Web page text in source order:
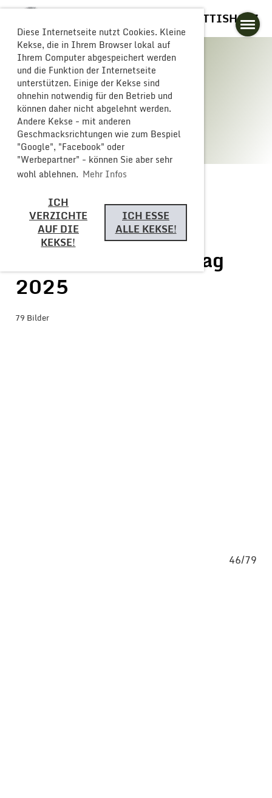
Diese Internetseite nutzt Cookies. Kleine
Kekse, die in Ihrem Browser lokal auf
Ihrem Computer abgespeichert werden
und die Funktion der Internetseite
unterstützen. Einige der Kekse sind
ohnehin notwendig für den Betrieb und
können daher nicht abgelehnt werden.
Andere Kekse - mit anderen
Geschmacksrichtungen wie zum Bespiel
"Google", "Facebook" oder
"Werbepartner" - können Sie aber sehr
wohl ablehnen. Mehr Infos
ICH
VERZICHTE
AUF DIE
KEKSE!
ICH ESSE
ALLE KEKSE!
GLOGGERESCHRÄNZER BUTTISHOLZ
Galerie
Zurück
Eurocarneval Samstag
2025
79 Bilder
46/79